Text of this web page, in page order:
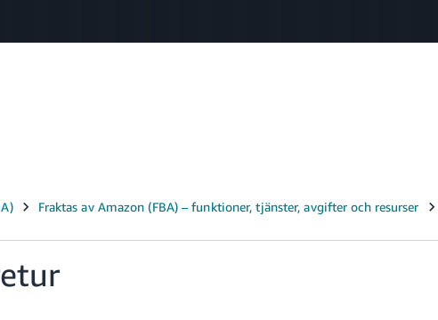
Select your preferred language